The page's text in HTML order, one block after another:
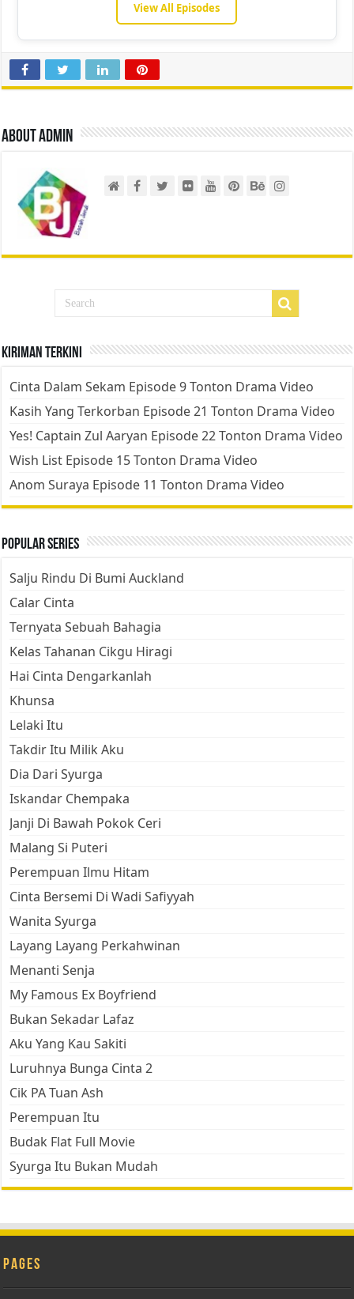
View All Episodes
About admin
Kiriman Terkini
Cinta Dalam Sekam Episode 9 Tonton Drama Video
Kasih Yang Terkorban Episode 21 Tonton Drama Video
Yes! Captain Zul Aaryan Episode 22 Tonton Drama Video
Wish List Episode 15 Tonton Drama Video
Anom Suraya Episode 11 Tonton Drama Video
Popular Series
Salju Rindu Di Bumi Auckland
Calar Cinta
Ternyata Sebuah Bahagia
Kelas Tahanan Cikgu Hiragi
Hai Cinta Dengarkanlah
Khunsa
Lelaki Itu
Takdir Itu Milik Aku
Dia Dari Syurga
Iskandar Chempaka
Janji Di Bawah Pokok Ceri
Malang Si Puteri
Perempuan Ilmu Hitam
Cinta Bersemi Di Wadi Safiyyah
Wanita Syurga
Layang Layang Perkahwinan
Menanti Senja
My Famous Ex Boyfriend
Bukan Sekadar Lafaz
Aku Yang Kau Sakiti
Luruhnya Bunga Cinta 2
Cik PA Tuan Ash
Perempuan Itu
Budak Flat Full Movie
Syurga Itu Bukan Mudah
Pages